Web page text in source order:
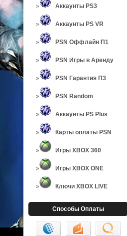
Аккаунты PS3
Аккаунты PS VR
PSN Оффлайн П1
PSN Игры в Аренду
PSN Гарантия П3
PSN Random
Аккаунты PS Plus
Карты оплаты PSN
Игры XBOX 360
Игры XBOX ONE
Ключи XBOX LIVE
Способы Оплаты